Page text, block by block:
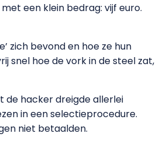
een klein bedrag: vijf euro.
zich bevond en hoe ze hun
snel hoe de vork in de steel zat,
de hacker dreigde allerlei
in een selectieprocedure.
niet betaalden.